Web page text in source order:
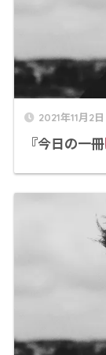
2021年11月2日
『今日の一冊